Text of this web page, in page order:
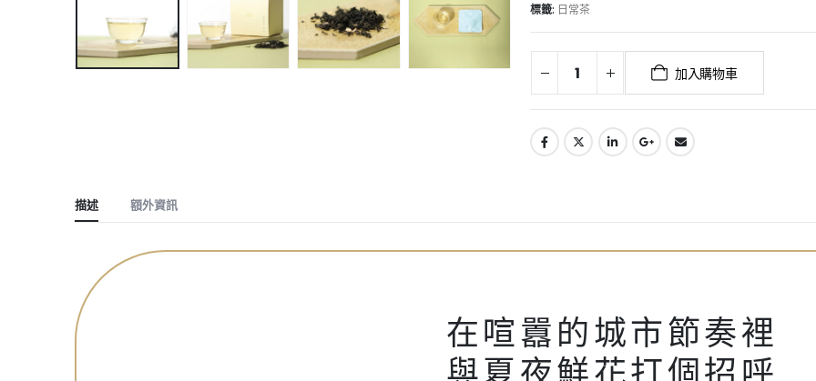
標籤: 日常茶
加入購物車
描述 額外資訊
在喧囂的城市節奏裡